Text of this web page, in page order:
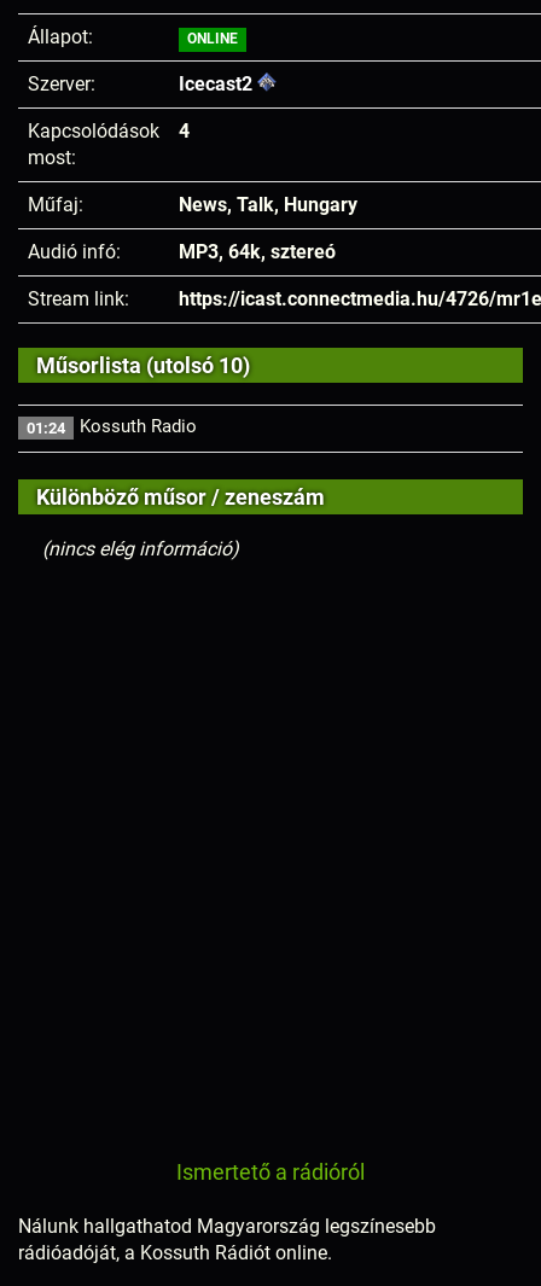
Állapot: ONLINE
Szerver: Icecast2
Kapcsolódások
most:
4
Műfaj: News, Talk, Hungary
Audió infó: MP3, 64k, sztereó
Stream link: https://icast.connectmedia.hu/4726/
Műsorlista (utolsó 10)
01:24 Kossuth Radio
Különböző műsor / zeneszám
(nincs elég információ)
Ismertető a rádióról
Nálunk hallgathatod Magyarország legszínesebb
rádióadóját, a Kossuth Rádiót online.